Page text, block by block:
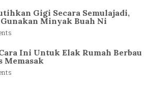
Gigi Secara Semulajadi,
Minyak Buah Ni
Ini Untuk Elak Rumah Berbau
Memasak